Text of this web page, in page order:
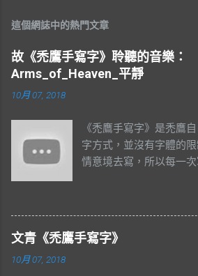
這個網誌中的熱門文章
故《禿鷹手寫字》聆聽的音樂：
Arms_of_Heaven_平靜
10月 07, 2018
《禿鷹手寫字》是禿鷹
字方式，並沒有字體的
情意境去寫，所以每一次
音樂：
文青《禿鷹手寫字》
10月 07, 2018